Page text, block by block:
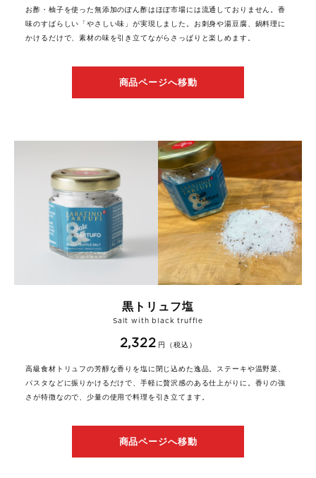
お酢・柚子を使った無添加のぽん酢はほぼ市場には流通しておりません。香
味のすばらしい「やさしい味」が実現しました。お刺身や湯豆腐、鍋料理に
かけるだけで、素材の味を引き立てながらさっぱりと楽しめます。
商品ページへ移動
黒トリュフ塩
Salt with black truffle
2,322 円（税込）
高級食材トリュフの芳醇な香りを塩に閉じ込めた逸品。ステーキや温野菜、
パスタなどに振りかけるだけで、手軽に贅沢感のある仕上がりに。香りの強
さが特徴なので、少量の使用で料理を引き立てます。
商品ページへ移動